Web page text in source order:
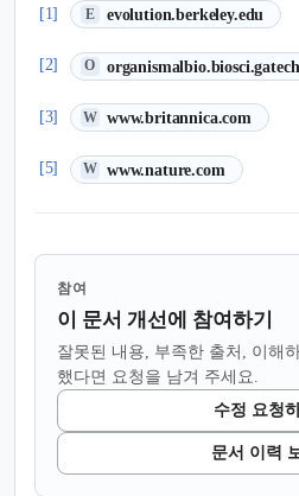
[1] E evolution.berkeley.edu
(새 탭에서 열림)
[2] O
(새 탭에서 열림)
[3] W www.britannica.com
(새 탭에서 열림)
[5] W www.nature.com
(새 탭에서 열림)
참여
이 문서 개선에 참여하기
잘못된 내용, 부족한 출처, 이해
했다면 요청을 남겨 주세요.
수정 요청하
문서 이력